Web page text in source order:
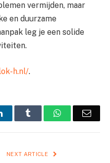
vermijden, maar
en duurzame
leg je een solide
h.nl/.
LinkedIn Tumblr WhatsApp
NEXT ARTICLE